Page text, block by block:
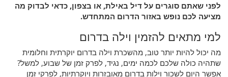
לפני שאתם סוגרים על דיל באילת, או בצפון, כדאי לבדוק מה
מציעה לכם נופש באזור הדרום המתחדש.
למי מתאים להזמין וילה בדרום
מה יכול להיות יותר טוב, מהשכרת וילה בדרום יוקרתית וחלומית
שתהיה כולה שלכם לכמה ימים, נגיד, לפרק זמן של שבוע, למשל?
אפשר היום לשכור וילות בדרום מאובזרות ויוקרתיות, לפרקי זמן